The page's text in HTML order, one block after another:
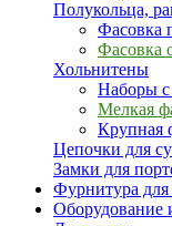
Полукольца,
Фасовка
Фасовка
Хольнитены
Наборы с
Мелкая
Крупная
Цепочки для
Замки для
Фурнитура
Оборудование